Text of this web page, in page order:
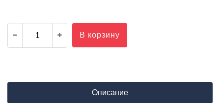
В корзину
Описание